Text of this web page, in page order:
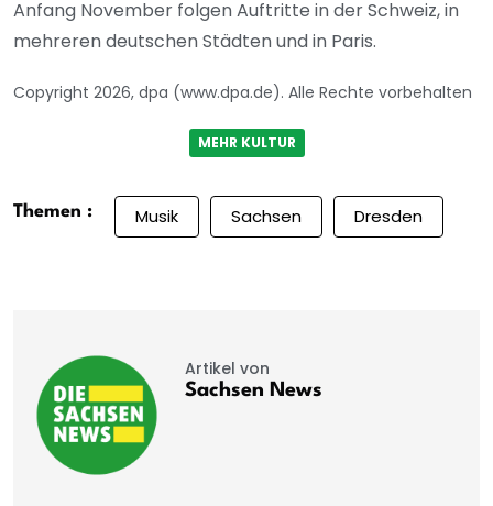
Anfang November folgen Auftritte in der Schweiz, in
mehreren deutschen Städten und in Paris.
Copyright 2026, dpa (www.dpa.de). Alle Rechte vorbehalten
MEHR KULTUR
Themen : Musik Sachsen Dresden
Artikel von
Sachsen News